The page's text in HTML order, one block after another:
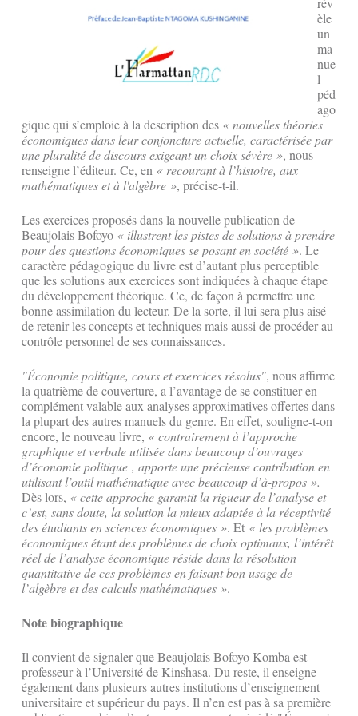
èle
un
ma
nue
l
péd
ago
gique qui s’emploie à la description des « nouvelles théories
économiques dans leur conjoncture actuelle, caractérisée par
une pluralité de discours exigeant un choix sévère », nous
renseigne l’éditeur. Ce, en « recourant à l’histoire, aux
mathématiques et à l'algèbre », précise-t-il.
Les exercices proposés dans la nouvelle publication de
Beaujolais Bofoyo « illustrent les pistes de solutions à prendre
pour des questions économiques se posant en société ». Le
caractère pédagogique du livre est d’autant plus perceptible
que les solutions aux exercices sont indiquées à chaque étape
du développement théorique. Ce, de façon à permettre une
bonne assimilation du lecteur. De la sorte, il lui sera plus aisé
de retenir les concepts et techniques mais aussi de procéder au
contrôle personnel de ses connaissances.
"Économie politique, cours et exercices résolus", nous affirme
la quatrième de couverture, a l’avantage de se constituer en
complément valable aux analyses approximatives offertes dans
la plupart des autres manuels du genre. En effet, souligne-t-on
encore, le nouveau livre, « contrairement à l’approche
graphique et verbale utilisée dans beaucoup d’ouvrages
d’économie politique , apporte une précieuse contribution en
utilisant l’outil mathématique avec beaucoup d’à-propos ».
Dès lors, « cette approche garantit la rigueur de l’analyse et
c’est, sans doute, la solution la mieux adaptée à la réceptivité
des étudiants en sciences économiques ». Et « les problèmes
économiques étant des problèmes de choix optimaux, l’intérêt
réel de l’analyse économique réside dans la résolution
quantitative de ces problèmes en faisant bon usage de
l’algèbre et des calculs mathématiques ».
Note biographique
Il convient de signaler que Beaujolais Bofoyo Komba est
professeur à l’Université de Kinshasa. Du reste, il enseigne
également dans plusieurs autres institutions d’enseignement
universitaire et supérieur du pays. Il n’en est pas à sa première